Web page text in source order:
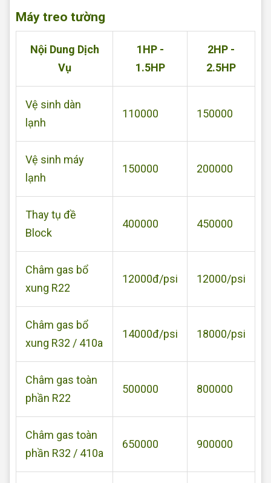
Máy treo tường
Nội Dung Dịch
Vụ
1HP -
1.5HP
2HP -
2.5HP
Vệ sinh dàn
lạnh
110000 150000
Vệ sinh máy
lạnh
150000 200000
Thay tụ đề
Block
400000 450000
Châm gas bổ
xung R22
12000đ/psi 12000/psi
Châm gas bổ
xung R32 / 410a
14000đ/psi 18000/psi
Châm gas toàn
phần R22
500000 800000
Châm gas toàn
phần R32 / 410a
650000 900000